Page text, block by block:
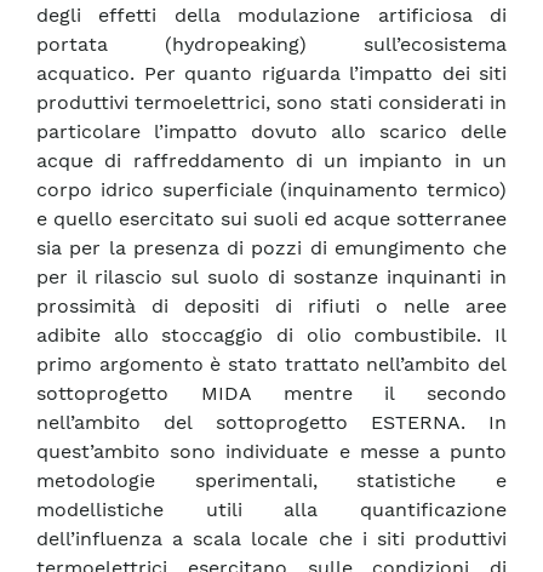
degli effetti della modulazione artificiosa di
portata (hydropeaking) sull’ecosistema
acquatico. Per quanto riguarda l’impatto dei siti
produttivi termoelettrici, sono stati considerati in
particolare l’impatto dovuto allo scarico delle
acque di raffreddamento di un impianto in un
corpo idrico superficiale (inquinamento termico)
e quello esercitato sui suoli ed acque sotterranee
sia per la presenza di pozzi di emungimento che
per il rilascio sul suolo di sostanze inquinanti in
prossimità di depositi di rifiuti o nelle aree
adibite allo stoccaggio di olio combustibile. Il
primo argomento è stato trattato nell’ambito del
sottoprogetto MIDA mentre il secondo
nell’ambito del sottoprogetto ESTERNA. In
quest’ambito sono individuate e messe a punto
metodologie sperimentali, statistiche e
modellistiche utili alla quantificazione
dell’influenza a scala locale che i siti produttivi